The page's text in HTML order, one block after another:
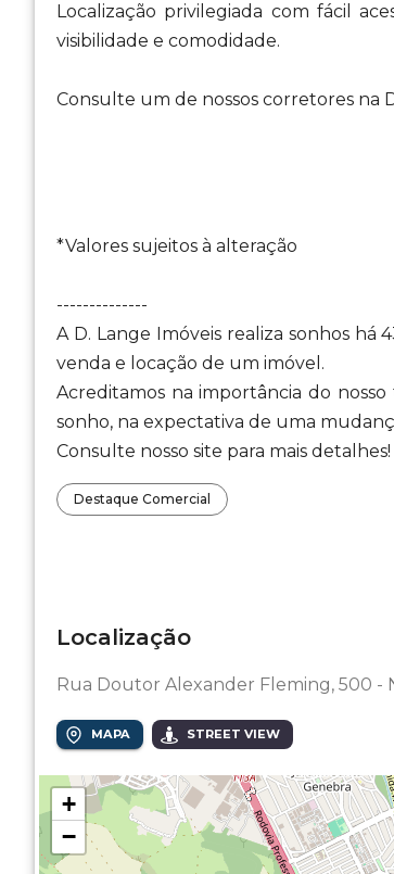
Localização privilegiada com fácil
visibilidade e comodidade.
Consulte um de nossos corretores na
*Valores sujeitos à alteração
--------------
A D. Lange Imóveis realiza sonhos há
venda e locação de um imóvel.
Acreditamos na importância do
sonho, na expectativa de uma
Consulte nosso site para mais detalhes!
Destaque Comercial
Localização
Rua Doutor Alexander Fleming, 500 -
MAPA STREET VIEW
+
−